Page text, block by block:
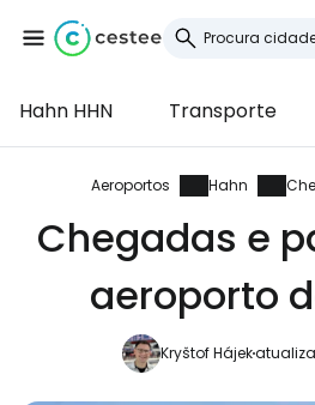
Hahn HHN Transporte
Aeroportos Hahn
Chegadas e
aeroporto
Kryštof Hájek
Iniciar
Cestee
... a comunidade mundial
Continuar com